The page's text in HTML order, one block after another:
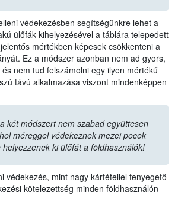
védekezésben segítségünkre lehet a
ülőfák kihelyezésével a táblára telepedett
mértékben képesek csökkenteni a
Ez a módszer azonban nem ad gyors,
nem tud felszámolni egy ilyen mértékű
távú alkalmazása viszont mindenképpen
két módszert nem szabad együttesen
méreggel védekeznek mezei pocok
ki ülőfát a földhasználók!
védekezés, mint nagy kártétellel fenyegető
kötelezettség minden földhasználón